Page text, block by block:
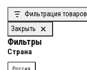
Фильтрация товаров
Закрыть
Фильтры
Страна
Россия